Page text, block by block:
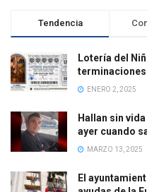
Tendencia
Lotería del
ENERO 2, 2025
Hallan sin
ayer cuando
MARZO 13, 2025
El